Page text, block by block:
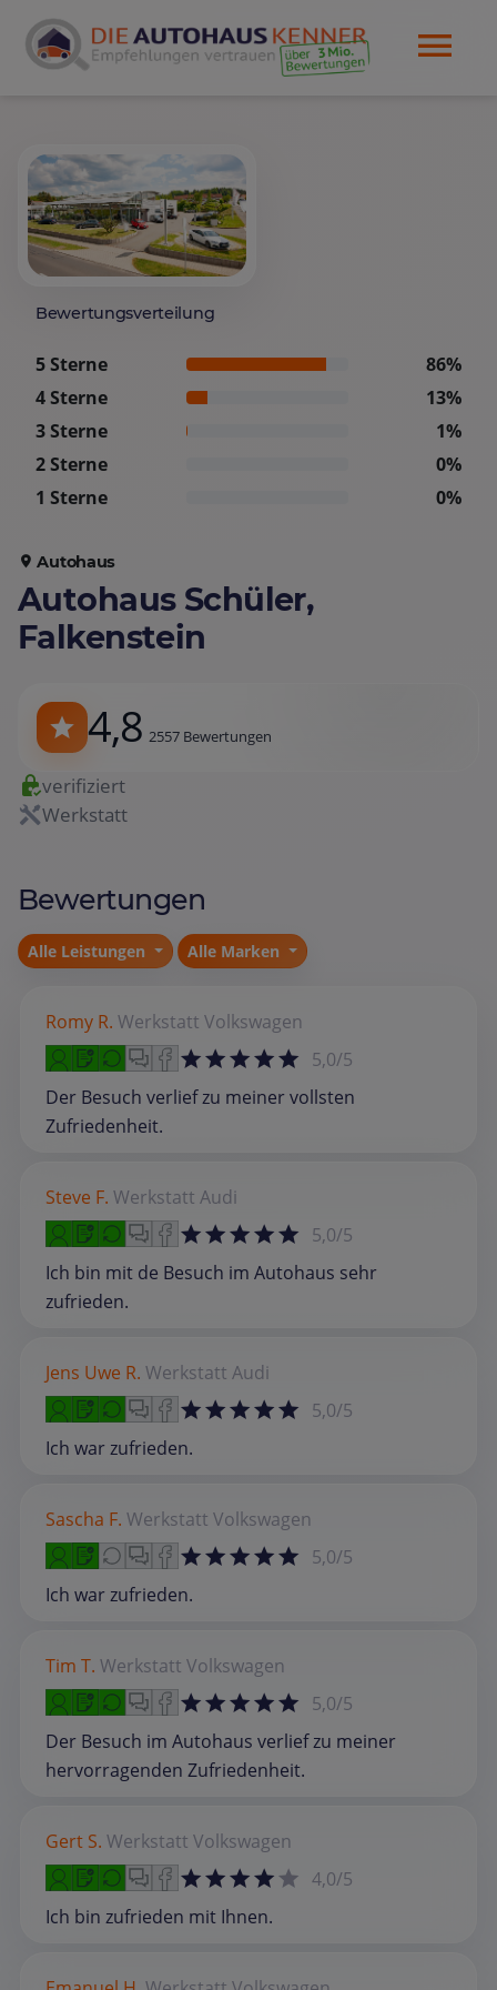
Bewertungsverteilung
5 Sterne
86%
4 Sterne
13%
3 Sterne
1%
2 Sterne
0%
1 Sterne
0%
Autohaus
Autohaus Schüler,
Falkenstein
4,8 2557 Bewertungen
verifiziert
Werkstatt
Bewertungen
Alle Leistungen Alle Marken
Romy R. Werkstatt Volkswagen
5,0/5
Der Besuch verlief zu meiner vollsten
Zufriedenheit.
Steve F. Werkstatt Audi
5,0/5
Ich bin mit de Besuch im Autohaus sehr
zufrieden.
Jens Uwe R. Werkstatt Audi
5,0/5
Ich war zufrieden.
Sascha F. Werkstatt Volkswagen
5,0/5
Ich war zufrieden.
Tim T. Werkstatt Volkswagen
5,0/5
Der Besuch im Autohaus verlief zu meiner
hervorragenden Zufriedenheit.
Gert S. Werkstatt Volkswagen
4,0/5
Ich bin zufrieden mit Ihnen.